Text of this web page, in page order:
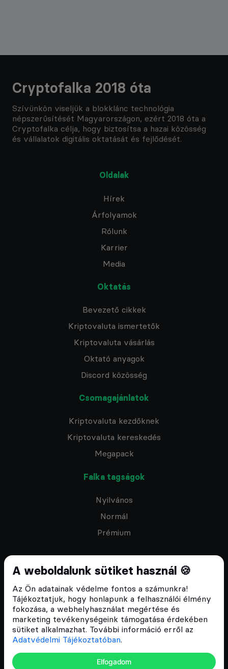
A weboldalunk sütiket használ 🍪
Az Ön adatainak védelme fontos a számunkra!
Tájékoztatjuk, hogy honlapunk a felhasználói élmény
fokozása, a webhelyhasználat megértése és
marketing tevékenységeink támogatása érdekében
sütiket alkalmazhat. További információ erről az
Adatvédelmi Tájékoztatóban.
Elfogadom
Cryptofalka 2018 óta
Szívünkön viseljük a blokklánc technológia
népszerűsítését Magyarországon, ezért 2018 óta a
Cryptofalka célja, hogy biztosítsa a hazai közösség
és vállalatok digitális oktatását és fejlődését.
Oldalak
Hírek
Árfolyamok
Rólunk
Karrier
Media
Oktatás
Bevezető cikkek
Kriptovaluta ismertetők
Kriptovaluta vásárlás
Oktató anyagok
Discord közösség
Csomagajánlatok
Kriptovaluta kezdőknek
Kriptovaluta kereskedés
Megapack
Falka tagságok
Nyilvános
Normál
Prémium
Feliratkozom a hírlevélre
ÁSZF